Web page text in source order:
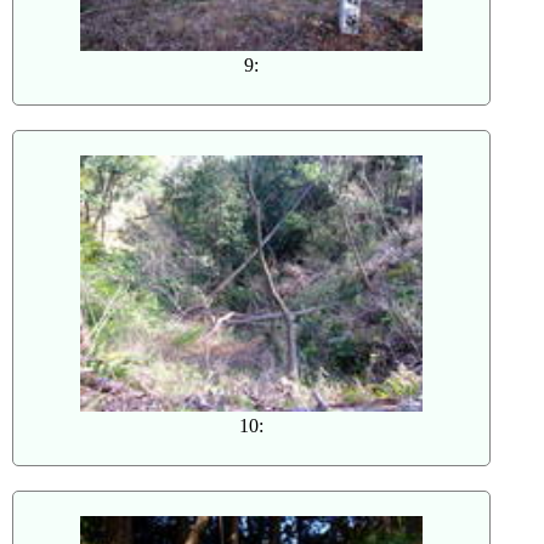
9:
10: